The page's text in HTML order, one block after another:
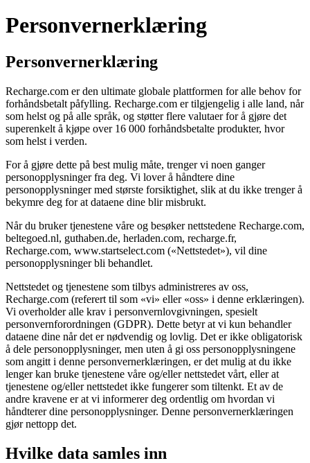
Personvernerklæring
Personvernerklæring
Recharge.com er den ultimate globale plattformen for alle behov for
forhåndsbetalt påfylling. Recharge.com er tilgjengelig i alle land, når
som helst og på alle språk, og støtter flere valutaer for å gjøre det
superenkelt å kjøpe over 16 000 forhåndsbetalte produkter, hvor
som helst i verden.
For å gjøre dette på best mulig måte, trenger vi noen ganger
personopplysninger fra deg. Vi lover å håndtere dine
personopplysninger med største forsiktighet, slik at du ikke trenger å
bekymre deg for at dataene dine blir misbrukt.
Når du bruker tjenestene våre og besøker nettstedene Recharge.com,
beltegoed.nl, guthaben.de, herladen.com, recharge.fr,
Recharge.com, www.startselect.com («Nettstedet»), vil dine
personopplysninger bli behandlet.
Nettstedet og tjenestene som tilbys administreres av oss,
Recharge.com (referert til som «vi» eller «oss» i denne erklæringen).
Vi overholder alle krav i personvernlovgivningen, spesielt
personvernforordningen (GDPR). Dette betyr at vi kun behandler
dataene dine når det er nødvendig og lovlig. Det er ikke obligatorisk
å dele personopplysninger, men uten å gi oss personopplysningene
som angitt i denne personvernerklæringen, er det mulig at du ikke
lenger kan bruke tjenestene våre og/eller nettstedet vårt, eller at
tjenestene og/eller nettstedet ikke fungerer som tiltenkt. Et av de
andre kravene er at vi informerer deg ordentlig om hvordan vi
håndterer dine personopplysninger. Denne personvernerklæringen
gjør nettopp det.
Hvilke data samles inn